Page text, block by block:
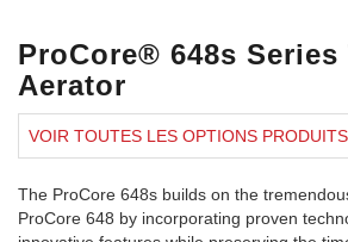
ProCore® 648s Series
Aerator
VOIR TOUTES LES OPTIONS
The ProCore 648s builds on the
ProCore 648 by incorporating proven